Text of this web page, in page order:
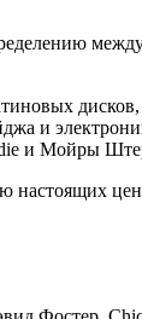
дисков,
и
и Мойры
настоящих